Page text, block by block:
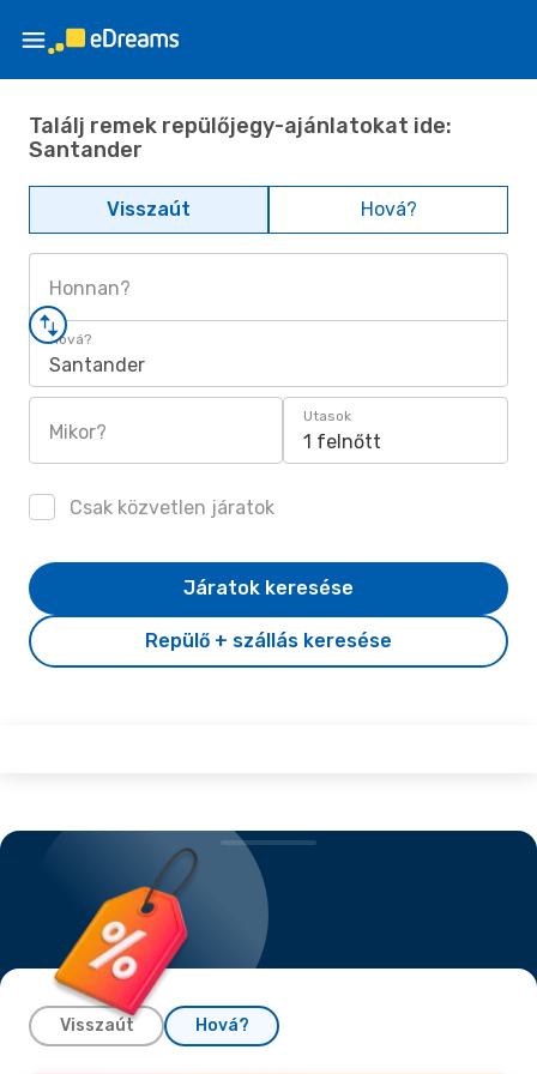
Találj remek repülőjegy-ajánlatokat ide:
Santander
Visszaút Hová?
Honnan?
Hová?
Santander
Mikor?
Utasok
1 felnőtt
Csak közvetlen járatok
Repülő + szállás keresése
Járatok keresése
Visszaút Hová?